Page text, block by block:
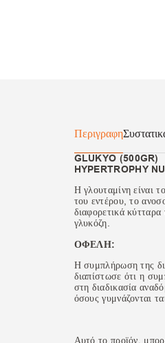
Περιγραφη
GLUKYO (500GR)
HYPERTROPHY
Η γλουταμίνη είναι
του εντέρου, το
διαφορετικά
γλυκόζη.
ΟΦΕΛΗ:
Η συμπλήρωση της
διαπίστωσε ότι η
στη διαδικασία
όσους γυμνάζονται